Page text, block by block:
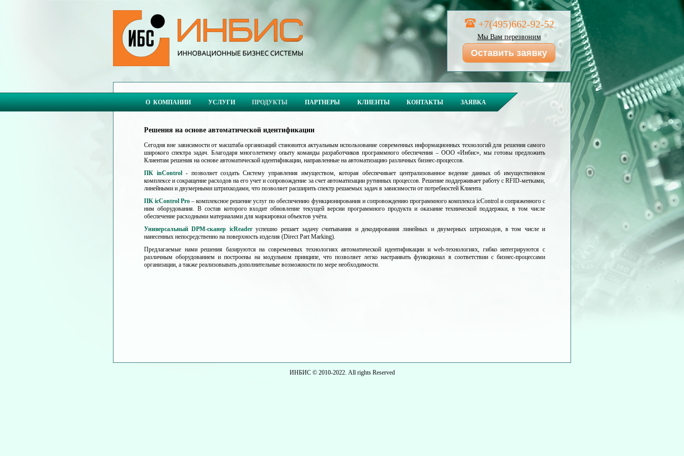
+7(495)662-92-52
Мы Вам перезвоним
Оставить заявку
О КОМПАНИИ УСЛУГИ ПРОДУКТЫ ПАРТНЕРЫ КЛИЕНТЫ КОНТАКТЫ ЗАЯВКА
Решения на основе автоматической идентификации
Сегодня вне зависимости от масштаба организаций становится актуальным использование современных информационных технологий для решения самого
широкого спектра задач. Благодаря многолетнему опыту команды разработчиков программного обеспечения – ООО «Инбис», мы готовы предложить
Клиентам решения на основе автоматической идентификации, направленные на автоматизацию различных бизнес-процессов.
ПК inControl- позволяет создать Систему управления имуществом, которая обеспечивает централизованное ведение данных об имущественном
комплексе и сокращение расходов на его учет и сопровождение за счет автоматизации рутинных процессов. Решение поддерживает работу с RFID-метками,
линейными и двумерными штрихкодами, что позволяет расширить спектр решаемых задач в зависимости от потребностей Клиента.
ПК icControl Pro – комплексное решение услуг по обеспечению функционирования и сопровождению программного комплекса icControl и сопряженного с
ним оборудования. В состав которого входит обновление текущей версии программного продукта и оказание технической поддержки, в том числе
обеспечение расходными материалами для маркировки объектов учёта.
Универсальный DPM-cканер icReaderуспешно решает задачу считывания и декодирования линейных и двумерных штрихкодов, в том числе и
нанесенных непосредственно на поверхность изделия (Direct Part Marking).
Предлагаемые нами решения базируются на современных технологиях автоматической идентификации и web-технологиях, гибко интегрируются с
различным оборудованием и построены на модульном принципе, что позволяет легко настраивать функционал в соответствии с бизнес-процессами
организации, а также реализовывать дополнительные возможности по мере необходимости.
ИНБИС © 2010-2022. All rights Reserved